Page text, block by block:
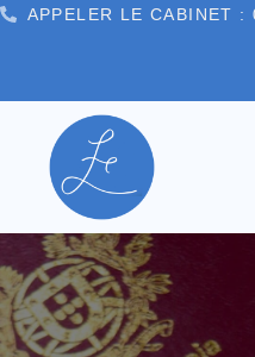
principal
APPELER LE CABINET
CONTACT